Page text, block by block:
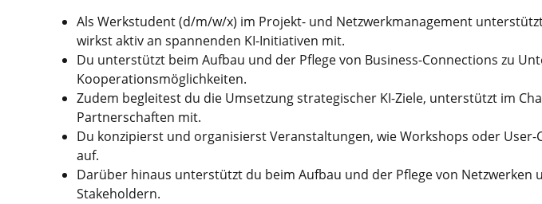
Als Werkstudent (d/m/w/x) im Projekt- und Netzwerkmanagement
wirkst aktiv an spannenden KI-Initiativen mit.
Du unterstützt beim Aufbau und der Pflege von Business-Connections zu
Kooperationsmöglichkeiten.
Zudem begleitest du die Umsetzung strategischer KI-Ziele, unterstützt im
Partnerschaften mit.
Du konzipierst und organisierst Veranstaltungen, wie Workshops oder
auf.
Darüber hinaus unterstützt du beim Aufbau und der Pflege von
Stakeholdern.